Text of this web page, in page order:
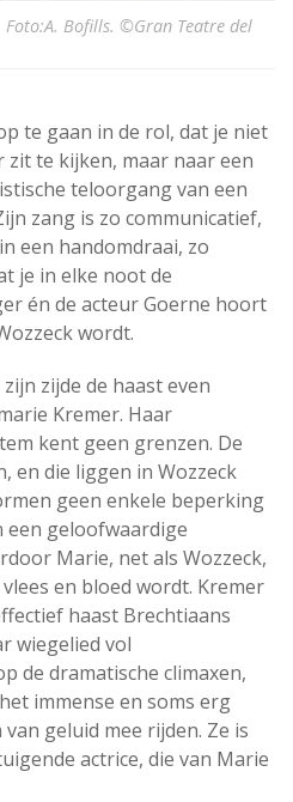
Foto:A. Bofills. ©Gran Teatre del
te gaan in de rol, dat je niet
te kijken, maar naar een
teloorgang van een
zang is zo communicatief,
een handomdraai, zo
je in elke noot de
én de acteur Goerne hoort
wordt.
zijde de haast even
Kremer. Haar
kent geen grenzen. De
en die liggen in Wozzeck
geen enkele beperking
een geloofwaardige
Marie, net als Wozzeck,
en bloed wordt. Kremer
haast Brechtiaans
wiegelied vol
de dramatische climaxen,
immense en soms erg
geluid mee rijden. Ze is
actrice, die van Marie